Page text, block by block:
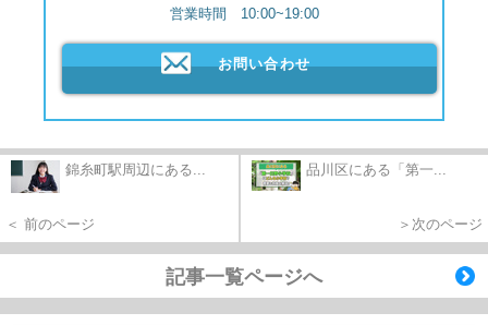
営業時間 10:00~19:00
お問い合わせ
錦糸町駅周辺にある...
＜ 前のページ
品川区にある「第一...
＞次のページ
記事一覧ページへ